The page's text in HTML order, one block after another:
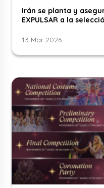
Irán se planta y
EXPULSAR a la
13 Mar 2026